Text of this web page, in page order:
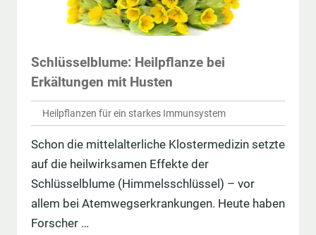
Schlüsselblume: Heilpflanze bei
Erkältungen mit Husten
Heilpflanzen für ein starkes Immunsystem
Schon die mittelalterliche Klostermedizin setzte
auf die heilwirksamen Effekte der
Schlüsselblume (Himmelsschlüssel) – vor
allem bei Atemwegserkrankungen. Heute haben
Forscher …